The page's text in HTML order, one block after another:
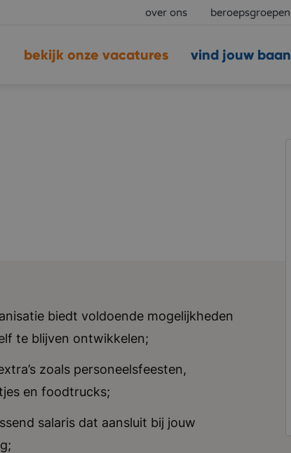
over ons beroepsgroepen
vind jouw baan
bekijk onze vacatures
biedt voldoende mogelijkheden
te blijven ontwikkelen;
zoals personeelsfeesten,
en foodtrucks;
salaris dat aansluit bij jouw